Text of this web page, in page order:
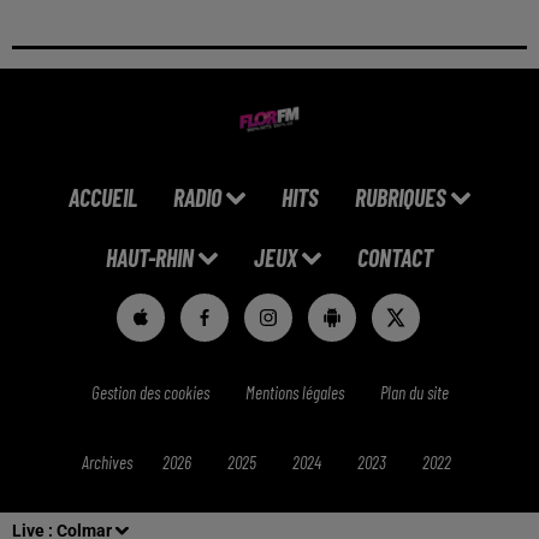
Live : Colmar
ACCUEIL RADIO HITS RUBRIQUES
HAUT-RHIN JEUX CONTACT
Gestion des cookies Mentions légales Plan du site
Archives 2026 2025 2024 2023 2022